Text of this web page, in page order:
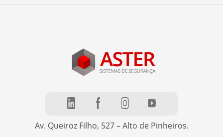
Av. Queiroz Filho, 527 – Alto de Pinheiros.